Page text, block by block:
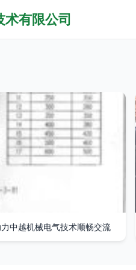
有限公司
中越机械电气技术顺畅交流